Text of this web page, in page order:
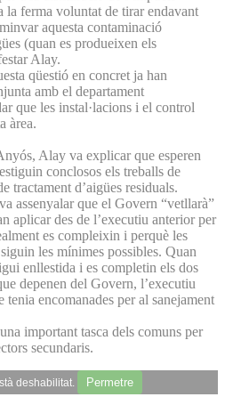
la ferma voluntat de tirar endavant
aquesta contaminació
(quan es produeixen els
Alay.
qüestió en concret ja han
amb el departament
que les instal·lacions i el control
àrea.
Alay va explicar que esperen
conclosos els treballs de
tractament d’aigües residuals.
assenyalar que el Govern “vetllarà”
aplicar des de l’executiu anterior per
es compleixin i perquè les
les mínimes possibles. Quan
enllestida i es completin els dos
depenen del Govern, l’executiu
tenia encomanades per al sanejament
important tasca dels comuns per
secundaris.
deshabilitat. Permetre